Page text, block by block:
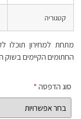
קטגוריה
מתחת למחירון תוכלו
החתומים הקיימים בשוק
סוג הדפסה*